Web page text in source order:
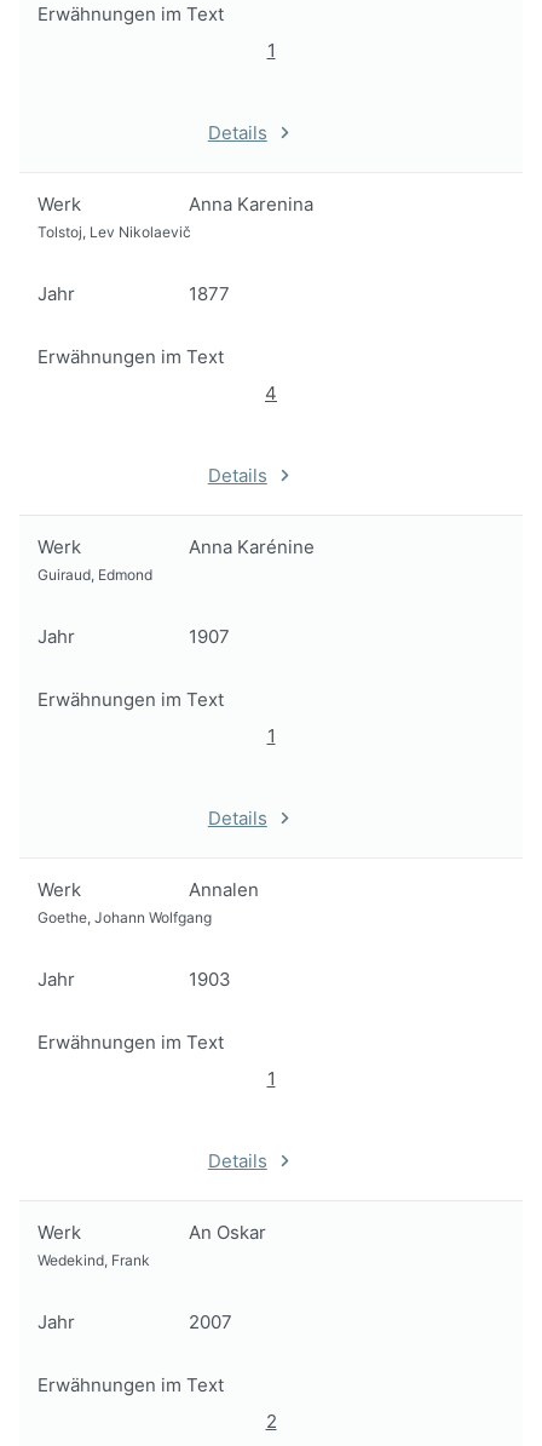
Erwähnungen im Text
1
Details
Werk Anna Karenina
Tolstoj, Lev Nikolaevič
Jahr 1877
Erwähnungen im Text
4
Details
Werk Anna Karénine
Guiraud, Edmond
Jahr 1907
Erwähnungen im Text
1
Details
Werk Annalen
Goethe, Johann Wolfgang
Jahr 1903
Erwähnungen im Text
1
Details
Werk An Oskar
Wedekind, Frank
Jahr 2007
Erwähnungen im Text
2